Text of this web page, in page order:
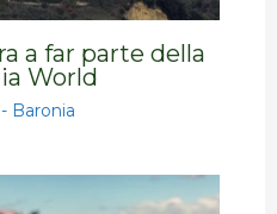
a far parte della
World
Baronia